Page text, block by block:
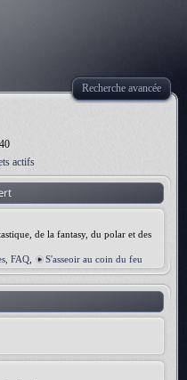
Recherche avancée
actifs
de la fantasy, du polar et des
FAQ S'asseoir au coin du feu